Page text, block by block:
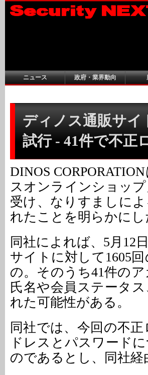
ニュース 政府・業界動向
ディノス通販サイ
試行 - 41件で不正
DINOS
スオンラインショッ
受け、なりすましに
れたことを明らかにし
同社によれば、5月12
サイトに対して1605
の。そのうち41件の
氏名や会員ステータ
れた可能性がある。
同社では、今回の不
ドレスとパスワード
のであるとし、同社